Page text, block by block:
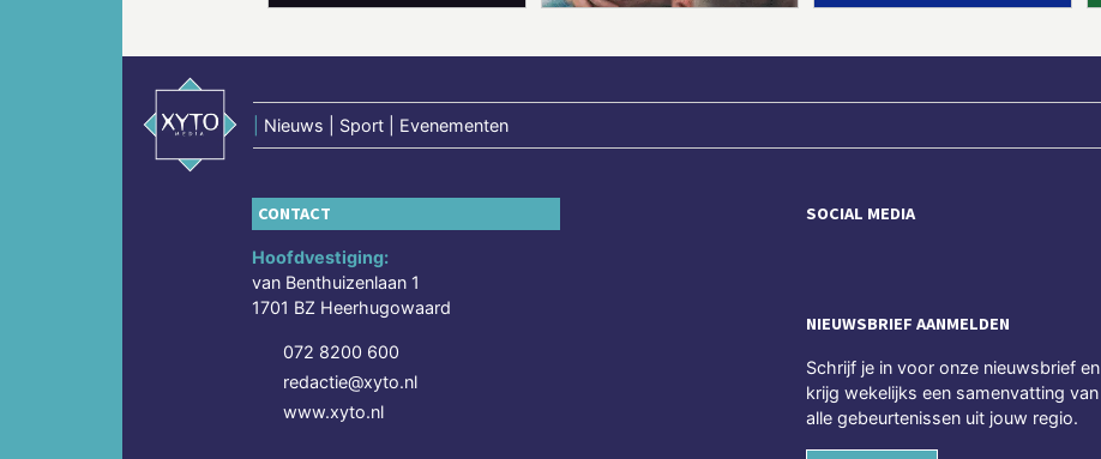
Nieuws | Sport | Evenementen
CONTACT
Hoofdvestiging:
van Benthuizenlaan 1
1701 BZ Heerhugowaard
072 8200 600
redactie@xyto.nl
www.xyto.nl
SOCIAL MEDIA
NIEUWSBRIEF AANMELDEN
Schrijf je in voor onze nieuwsbrief en
krijg wekelijks een samenvatting van
alle gebeurtenissen uit jouw regio.